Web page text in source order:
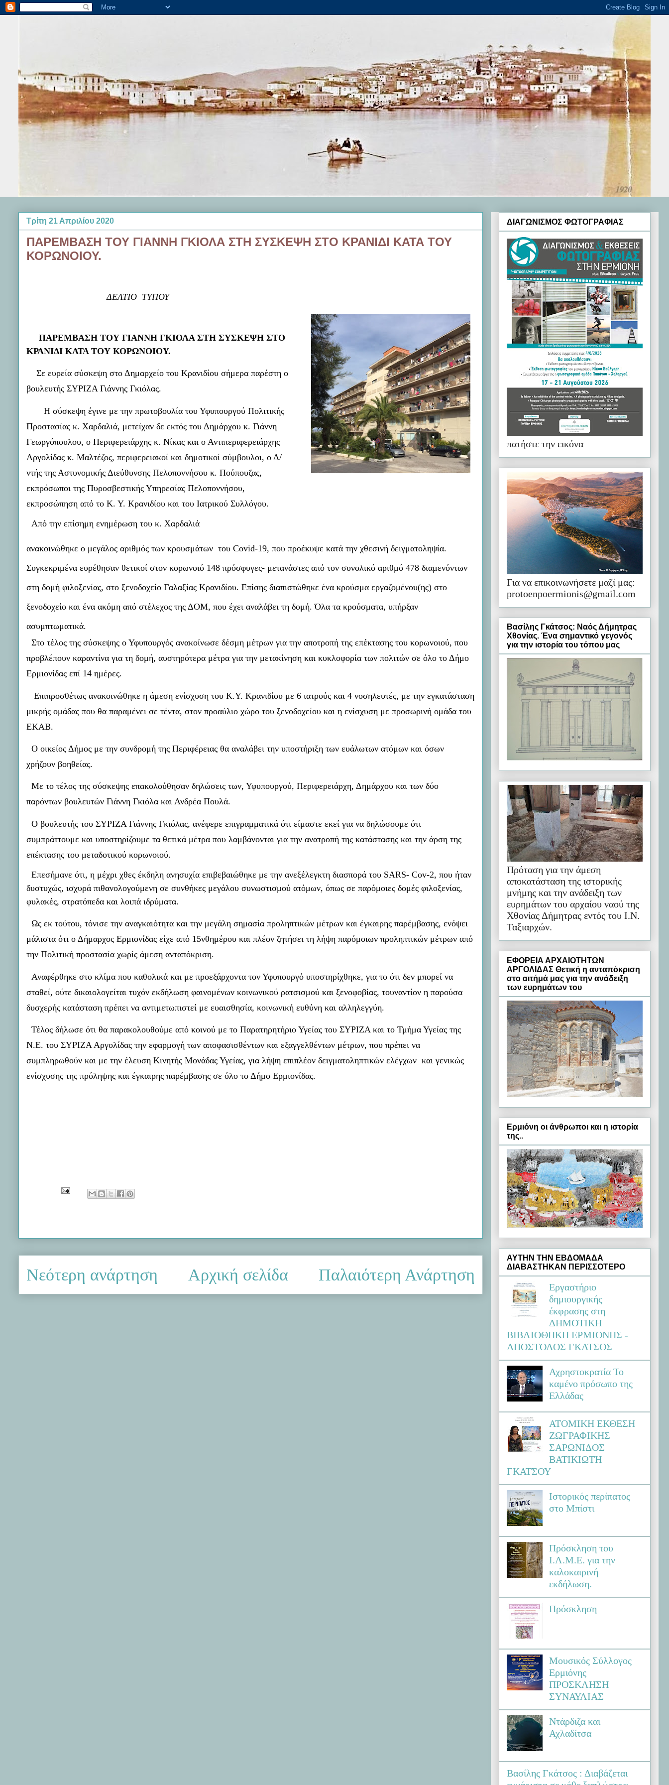
Τρίτη 21 Απριλίου 2020
ΠΑΡΕΜΒΑΣΗ ΤΟΥ ΓΙΑΝΝΗ ΓΚΙΟΛΑ ΣΤΗ ΣΥΣΚΕΨΗ ΣΤΟ ΚΡΑΝΙΔΙ ΚΑΤΑ ΤΟΥ
ΚΟΡΩΝΟΙΟΥ.
ΔΕΛΤΙΟ ΤΥΠΟΥ
ΠΑΡΕΜΒΑΣΗ ΤΟΥ ΓΙΑΝΝΗ ΓΚΙΟΛΑ ΣΤΗ ΣΥΣΚΕΨΗ ΣΤΟ
ΚΡΑΝΙΔΙ ΚΑΤΑ ΤΟΥ ΚΟΡΩΝΟΙΟΥ.
Σε ευρεία σύσκεψη στο Δημαρχείο του Κρανιδίου σήμερα παρέστη ο
βουλευτής ΣΥΡΙΖΑ Γιάννης Γκιόλας.
Η σύσκεψη έγινε με την πρωτοβουλία του Υφυπουργού Πολιτικής
Προστασίας κ. Χαρδαλιά, μετείχαν δε εκτός του Δημάρχου κ. Γιάννη
Γεωργόπουλου, ο Περιφερειάρχης κ. Νίκας και ο Αντιπεριφερειάρχης
Αργολίδας κ. Μαλτέζος, περιφερειακοί και δημοτικοί σύμβουλοι, ο Δ/
ντής της Αστυνομικής Διεύθυνσης Πελοποννήσου κ. Πούπουζας,
εκπρόσωποι της Πυροσβεστικής Υπηρεσίας Πελοποννήσου,
εκπροσώπηση από το Κ. Υ. Κρανιδίου και του Ιατρικού Συλλόγου.
Από την επίσημη ενημέρωση του κ. Χαρδαλιά
ανακοινώθηκε ο μεγάλος αριθμός των κρουσμάτων του Covid-19, που προέκυψε κατά την χθεσινή δειγματοληψία.
Συγκεκριμένα ευρέθησαν θετικοί στον κορωνοιό 148 πρόσφυγες- μετανάστες από τον συνολικό αριθμό 478 διαμενόντων
στη δομή φιλοξενίας, στο ξενοδοχείο Γαλαξίας Κρανιδίου. Επίσης διαπιστώθηκε ένα κρούσμα εργαζομένου(ης) στο
ξενοδοχείο και ένα ακόμη από στέλεχος της ΔΟΜ, που έχει αναλάβει τη δομή. Όλα τα κρούσματα, υπήρξαν
ασυμπτωματικά.
Στο τέλος της σύσκεψης ο Υφυπουργός ανακοίνωσε δέσμη μέτρων για την αποτροπή της επέκτασης του κορωνοιού, που
προβλέπουν καραντίνα για τη δομή, αυστηρότερα μέτρα για την μετακίνηση και κυκλοφορία των πολιτών σε όλο το Δήμο
Ερμιονίδας επί 14 ημέρες.
Επιπροσθέτως ανακοινώθηκε η άμεση ενίσχυση του Κ.Υ. Κρανιδίου με 6 ιατρούς και 4 νοσηλευτές, με την εγκατάσταση
μικρής ομάδας που θα παραμένει σε τέντα, στον προαύλιο χώρο του ξενοδοχείου και η ενίσχυση με προσωρινή ομάδα του
ΕΚΑΒ.
Ο οικείος Δήμος με την συνδρομή της Περιφέρειας θα αναλάβει την υποστήριξη των ευάλωτων ατόμων και όσων
χρήζουν βοηθείας.
Με το τέλος της σύσκεψης επακολούθησαν δηλώσεις των, Υφυπουργού, Περιφερειάρχη, Δημάρχου και των δύο
παρόντων βουλευτών Γιάννη Γκιόλα και Ανδρέα Πουλά.
Ο βουλευτής του ΣΥΡΙΖΑ Γιάννης Γκιόλας, ανέφερε επιγραμματικά ότι είμαστε εκεί για να δηλώσουμε ότι
συμπράττουμε και υποστηρίζουμε τα θετικά μέτρα που λαμβάνονται για την ανατροπή της κατάστασης και την άρση της
επέκτασης του μεταδοτικού κορωνοιού.
Επεσήμανε ότι, η μέχρι χθες έκδηλη ανησυχία επιβεβαιώθηκε με την ανεξέλεγκτη διασπορά του SARS- Cov-2, που ήταν
δυστυχώς, ισχυρά πιθανολογούμενη σε συνθήκες μεγάλου συνωστισμού ατόμων, όπως σε παρόμοιες δομές φιλοξενίας,
φυλακές, στρατόπεδα και λοιπά ιδρύματα.
Ως εκ τούτου, τόνισε την αναγκαιότητα και την μεγάλη σημασία προληπτικών μέτρων και έγκαιρης παρέμβασης, ενόψει
μάλιστα ότι ο Δήμαρχος Ερμιονίδας είχε από 15νθημέρου και πλέον ζητήσει τη λήψη παρόμοιων προληπτικών μέτρων από
την Πολιτική προστασία χωρίς άμεση ανταπόκριση.
Αναφέρθηκε στο κλίμα που καθολικά και με προεξάρχοντα τον Υφυπουργό υποστηρίχθηκε, για το ότι δεν μπορεί να
σταθεί, ούτε δικαιολογείται τυχόν εκδήλωση φαινομένων κοινωνικού ρατσισμού και ξενοφοβίας, τουναντίον η παρούσα
δυσχερής κατάσταση πρέπει να αντιμετωπιστεί με ευαισθησία, κοινωνική ευθύνη και αλληλεγγύη.
Τέλος δήλωσε ότι θα παρακολουθούμε από κοινού με το Παρατηρητήριο Υγείας του ΣΥΡΙΖΑ και το Τμήμα Υγείας της
Ν.Ε. του ΣΥΡΙΖΑ Αργολίδας την εφαρμογή των αποφασισθέντων και εξαγγελθέντων μέτρων, που πρέπει να
συμπληρωθούν και με την έλευση Κινητής Μονάδας Υγείας, για λήψη επιπλέον δειγματοληπτικών ελέγχων και γενικώς
ενίσχυσης της πρόληψης και έγκαιρης παρέμβασης σε όλο το Δήμο Ερμιονίδας.
Νεότερη ανάρτηση Παλαιότερη Ανάρτηση
Αρχική σελίδα
ΔΙΑΓΩΝΙΣΜΟΣ ΦΩΤΟΓΡΑΦΙΑΣ
πατήστε την εικόνα
Για να επικοινωνήσετε μαζί μας:
protoenpoermionis@gmail.com
Βασίλης Γκάτσος: Ναός Δήμητρας
Χθονίας. Ένα σημαντικό γεγονός
για την ιστορία του τόπου μας
Πρόταση για την άμεση
αποκατάσταση της ιστορικής
μνήμης και την ανάδειξη των
ευρημάτων του αρχαίου ναού της
Χθονίας Δήμητρας εντός του Ι.Ν.
Ταξιαρχών.
ΕΦΟΡΕΙΑ ΑΡΧΑΙΟΤΗΤΩΝ
ΑΡΓΟΛΙΔΑΣ Θετική η ανταπόκριση
στο αιτήμά μας για την ανάδειξη
των ευρημάτων του
Ερμιόνη oι άνθρωποι και η ιστορία
της..
ΑΥΤΗΝ ΤΗΝ ΕΒΔΟΜΑΔΑ
ΔΙΑΒΑΣΤΗΚΑΝ ΠΕΡΙΣΣΟΤΕΡΟ
Εργαστήριο
δημιουργικής
έκφρασης στη
ΔΗΜΟΤΙΚΗ
ΒΙΒΛΙΟΘΗΚΗ ΕΡΜΙΟΝΗΣ -
ΑΠΟΣΤΟΛΟΣ ΓΚΑΤΣΟΣ
Αχρηστοκρατία Το
καμένο πρόσωπο της
Ελλάδας
ΑΤΟΜΙΚΗ ΕΚΘΕΣΗ
ΖΩΓΡΑΦΙΚΗΣ
ΣΑΡΩΝΙΔΟΣ
ΒΑΤΙΚΙΩΤΗ
ΓΚΑΤΣΟΥ
Ιστορικός περίπατος
στο Μπίστι
Πρόσκληση του
Ι.Λ.Μ.Ε. για την
καλοκαιρινή
εκδήλωση.
Πρόσκληση
Μουσικός Σύλλογος
Ερμιόνης
ΠΡΟΣΚΛΗΣΗ
ΣΥΝΑΥΛΙΑΣ
Ντάρδιζα και
Αχλαδίτσα
Βασίλης Γκάτσος : Διαβάζεται